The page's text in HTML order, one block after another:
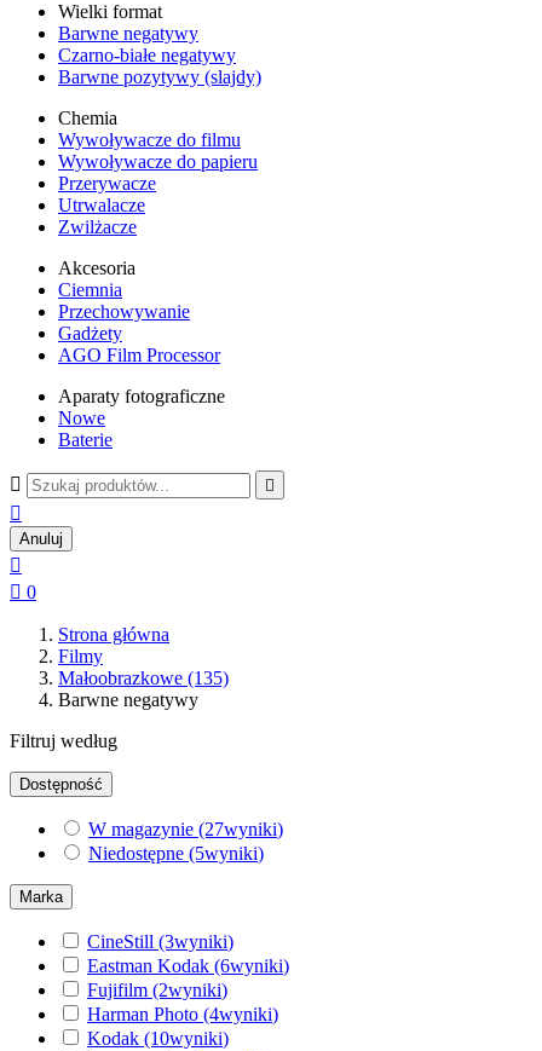
Wielki format
Barwne negatywy
Czarno-białe negatywy
Barwne pozytywy (slajdy)
Chemia
Wywoływacze do filmu
Wywoływacze do papieru
Przerywacze
Utrwalacze
Zwilżacze
Akcesoria
Ciemnia
Przechowywanie
Gadżety
AGO Film Processor
Aparaty fotograficzne
Nowe
Baterie
 

Anuluj

 0
Strona główna
Filmy
Małoobrazkowe (135)
Barwne negatywy
Filtruj według
Dostępność
W magazynie (27wyniki)
Niedostępne (5wyniki)
Marka
CineStill (3wyniki)
Eastman Kodak (6wyniki)
Fujifilm (2wyniki)
Harman Photo (4wyniki)
Kodak (10wyniki)